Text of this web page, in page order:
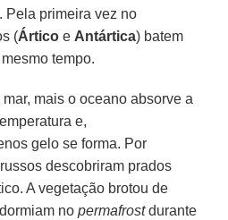
Pela primeira vez no
(Ártico e Antártica) batem
tempo.
mais o oceano absorve a
e,
gelo se forma. Por
descobriram prados
A vegetação brotou de
nopermafrostdurante